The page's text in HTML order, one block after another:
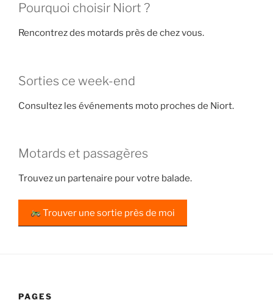
Pourquoi choisir Niort ?
Rencontrez des motards près de chez vous.
Sorties ce week-end
Consultez les événements moto proches de Niort.
Motards et passagères
Trouvez un partenaire pour votre balade.
Trouver une sortie près de moi
PAGES